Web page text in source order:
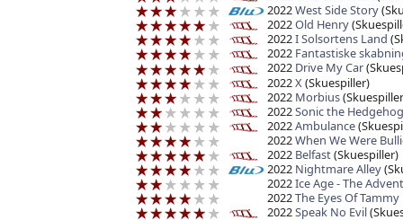
2022West Side Story
2022Old Henry
2022I Solsortens Land
2022 Fantastiske
2022 Drive My Car
2022X (Skuespiller)
2022 Morbius
2022Sonic the
2022Ambulance
2022When We Were
2022 Belfast(Skuespiller)
2022 Nightmare Alley
2022Ice Age - The
2022The Eyes Of
2022Speak No Evil